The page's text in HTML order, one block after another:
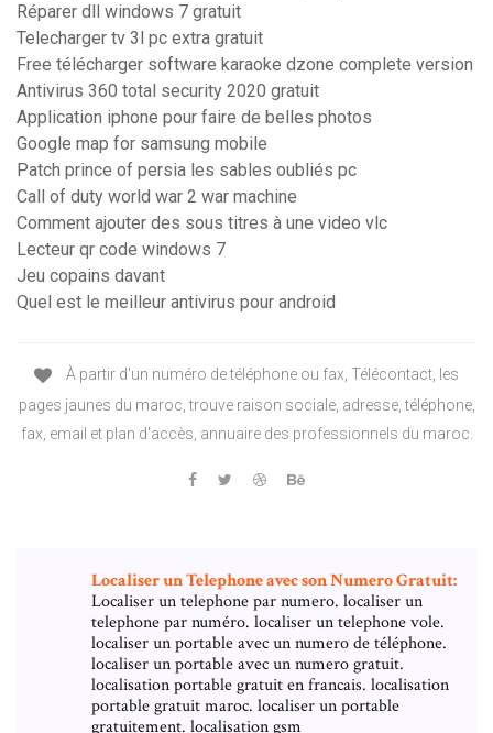
Réparer dll windows 7 gratuit
Telecharger tv 3l pc extra gratuit
Free télécharger software karaoke dzone complete version
Antivirus 360 total security 2020 gratuit
Application iphone pour faire de belles photos
Google map for samsung mobile
Patch prince of persia les sables oubliés pc
Call of duty world war 2 war machine
Comment ajouter des sous titres à une video vlc
Lecteur qr code windows 7
Jeu copains davant
Quel est le meilleur antivirus pour android
À partir d'un numéro de téléphone ou fax, Télécontact, les
pages jaunes du maroc, trouve raison sociale, adresse, téléphone,
fax, email et plan d'accès, annuaire des professionnels du maroc.
Localiser un Telephone avec son Numero Gratuit:
Localiser un telephone par numero. localiser un
telephone par numéro. localiser un telephone vole.
localiser un portable avec un numero de téléphone.
localiser un portable avec un numero gratuit.
localisation portable gratuit en francais. localisation
portable gratuit maroc. localiser un portable
gratuitement. localisation gsm